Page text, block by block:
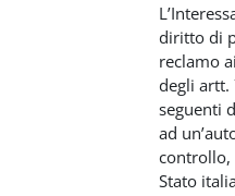
diritto di
reclamo
degli artt.
seguenti
ad
controllo,
Stato